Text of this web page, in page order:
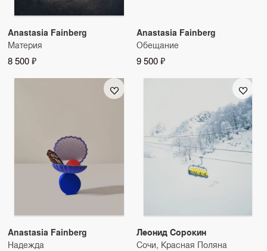
Anastasia Fainberg
Материя
8 500 ₽
Anastasia Fainberg
Обещание
9 500 ₽
Anastasia Fainberg
Надежда
Леонид Сорокин
Сочи, Красная Поляна